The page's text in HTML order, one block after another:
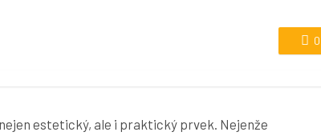
0
estetický, ale i praktický prvek. Nejenže